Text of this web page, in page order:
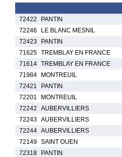
72422 PANTIN
72246
LE BLANC MESNIL
72423
PANTIN
71625 TREMBLAY EN FRANCE
71614 TREMBLAY EN FRANCE
71984
MONTREUIL
72421
PANTIN
72201
MONTREUIL
72242
AUBERVILLIERS
72243 AUBERVILLIERS
72244 AUBERVILLIERS
72149 SAINT OUEN
72318
PANTIN